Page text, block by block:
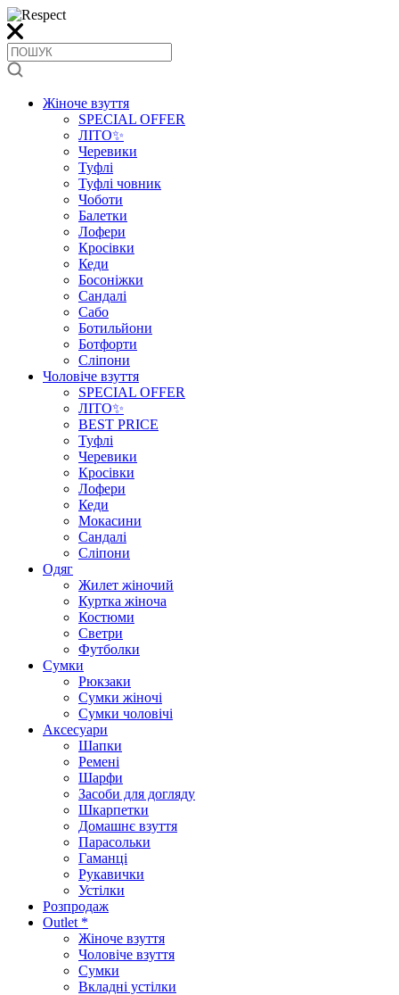
Жіноче взуття
SPECIAL OFFER
ЛІТО✨
Черевики
Туфлі
Туфлі човник
Чоботи
Балетки
Лофери
Кросівки
Кеди
Босоніжки
Сандалі
Сабо
Ботильйони
Ботфорти
Сліпони
Чоловіче взуття
SPECIAL OFFER
ЛІТО✨
BEST PRICE
Туфлі
Черевики
Кросівки
Лофери
Кеди
Мокасини
Сандалі
Сліпони
Одяг
Жилет жіночий
Куртка жіноча
Костюми
Светри
Футболки
Сумки
Рюкзаки
Сумки жіночі
Сумки чоловічі
Аксеcуари
Шапки
Ремені
Шарфи
Засоби для догляду
Шкарпетки
Домашнє взуття
Парасольки
Гаманці
Рукавички
Устілки
Розпродаж
Outlet *
Жіноче взуття
Чоловіче взуття
Сумки
Вкладні устілки